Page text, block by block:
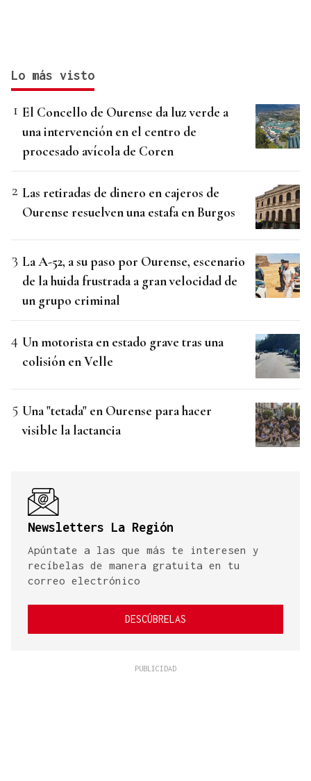
Lo más visto
El Concello de Ourense da luz verde a
una intervención en el centro de
procesado avícola de Coren
Las retiradas de dinero en cajeros de
Ourense resuelven una estafa en Burgos
La A-52, a su paso por Ourense, escenario
de la huida frustrada a gran velocidad de
un grupo criminal
Un motorista en estado grave tras una
colisión en Velle
Una "tetada" en Ourense para hacer
visible la lactancia
Newsletters La Región
Apúntate a las que más te interesen y
recíbelas de manera gratuita en tu
correo electrónico
DESCÚBRELAS